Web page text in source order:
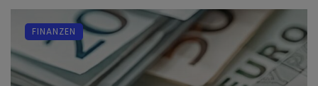
FINANZEN